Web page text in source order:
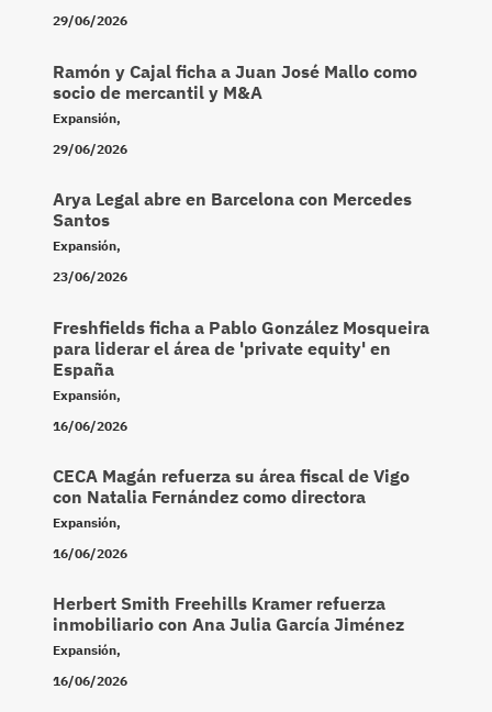
29/06/2026
Ramón y Cajal ficha a Juan José Mallo como
socio de mercantil y M&A
Expansión,
29/06/2026
Arya Legal abre en Barcelona con Mercedes
Santos
Expansión,
23/06/2026
Freshfields ficha a Pablo González Mosqueira
para liderar el área de 'private equity' en
España
Expansión,
16/06/2026
CECA Magán refuerza su área fiscal de Vigo
con Natalia Fernández como directora
Expansión,
16/06/2026
Herbert Smith Freehills Kramer refuerza
inmobiliario con Ana Julia García Jiménez
Expansión,
16/06/2026